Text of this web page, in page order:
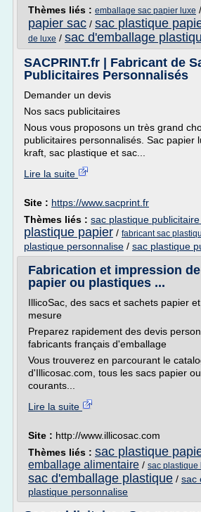
Thèmes liés : emballage sac papier luxe /
papier sac / sac plastique
de luxe / sac d'emballage
SACPRINT.fr | Fabricant de
Publicitaires Personnalisés
Demander un devis
Nos sacs publicitaires
Nous vous proposons un très grand
publicitaires personnalisés. Sac papier
kraft, sac plastique et sac...
Lire la suite
Site : https://www.sacprint.fr
Thèmes liés : sac plastique
plastique papier / fabricant sac
plastique personnalise / sac plastique
Fabrication et impression
papier ou plastiques ...
IllicoSac, des sacs et sachets papier
mesure
Preparez rapidement des devis
fabricants français d'emballage
Vous trouverez en parcourant le
d'Illicosac.com, tous les sacs papier
courants...
Lire la suite
Site : http://www.illicosac.com
Thèmes liés : sac plastique
emballage alimentaire / sac plastique
sac d'emballage plastique / sac
plastique personnalise